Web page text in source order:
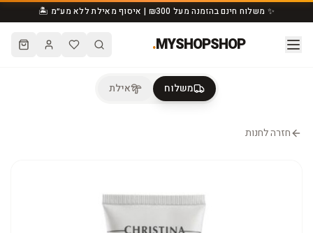
✨ משלוח חינם בהזמנה מעל ₪300 | איסוף מאילת ללא מע״מ 🏝️
MYSHOPSHOP
.
משלוח אילת
חזרה לחנות